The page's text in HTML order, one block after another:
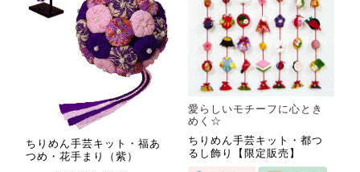
ちりめん手芸キット・福あ
つめ・花手まり（紫）
愛らしいモチーフに心とき
めく☆
ちりめん手芸キット・都つ
るし飾り【限定販売】